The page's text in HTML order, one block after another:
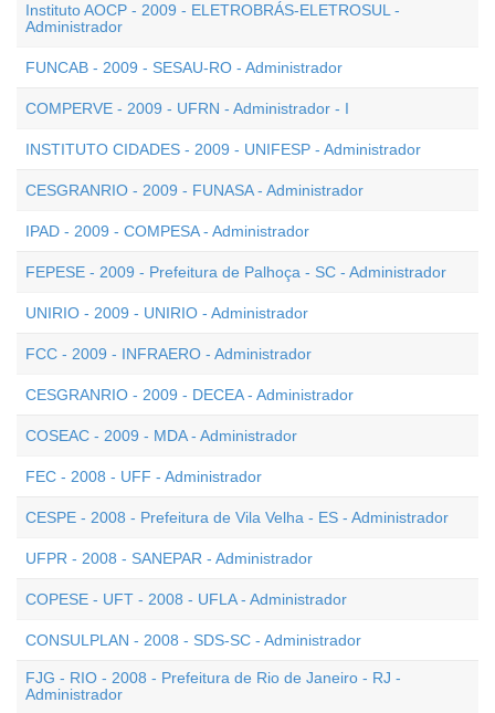
Instituto AOCP - 2009 - ELETROBRÁS-ELETROSUL -
Administrador
FUNCAB - 2009 - SESAU-RO - Administrador
COMPERVE - 2009 - UFRN - Administrador - I
INSTITUTO CIDADES - 2009 - UNIFESP - Administrador
CESGRANRIO - 2009 - FUNASA - Administrador
IPAD - 2009 - COMPESA - Administrador
FEPESE - 2009 - Prefeitura de Palhoça - SC - Administrador
UNIRIO - 2009 - UNIRIO - Administrador
FCC - 2009 - INFRAERO - Administrador
CESGRANRIO - 2009 - DECEA - Administrador
COSEAC - 2009 - MDA - Administrador
FEC - 2008 - UFF - Administrador
CESPE - 2008 - Prefeitura de Vila Velha - ES - Administrador
UFPR - 2008 - SANEPAR - Administrador
COPESE - UFT - 2008 - UFLA - Administrador
CONSULPLAN - 2008 - SDS-SC - Administrador
FJG - RIO - 2008 - Prefeitura de Rio de Janeiro - RJ -
Administrador